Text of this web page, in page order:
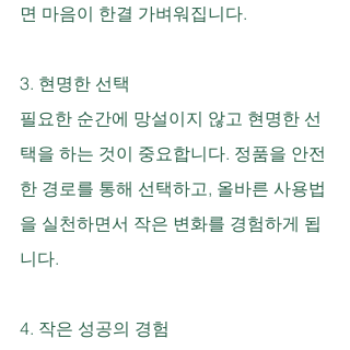
면 마음이 한결 가벼워집니다.
3. 현명한 선택
필요한 순간에 망설이지 않고 현명한 선
택을 하는 것이 중요합니다. 정품을 안전
한 경로를 통해 선택하고, 올바른 사용법
을 실천하면서 작은 변화를 경험하게 됩
니다.
4. 작은 성공의 경험